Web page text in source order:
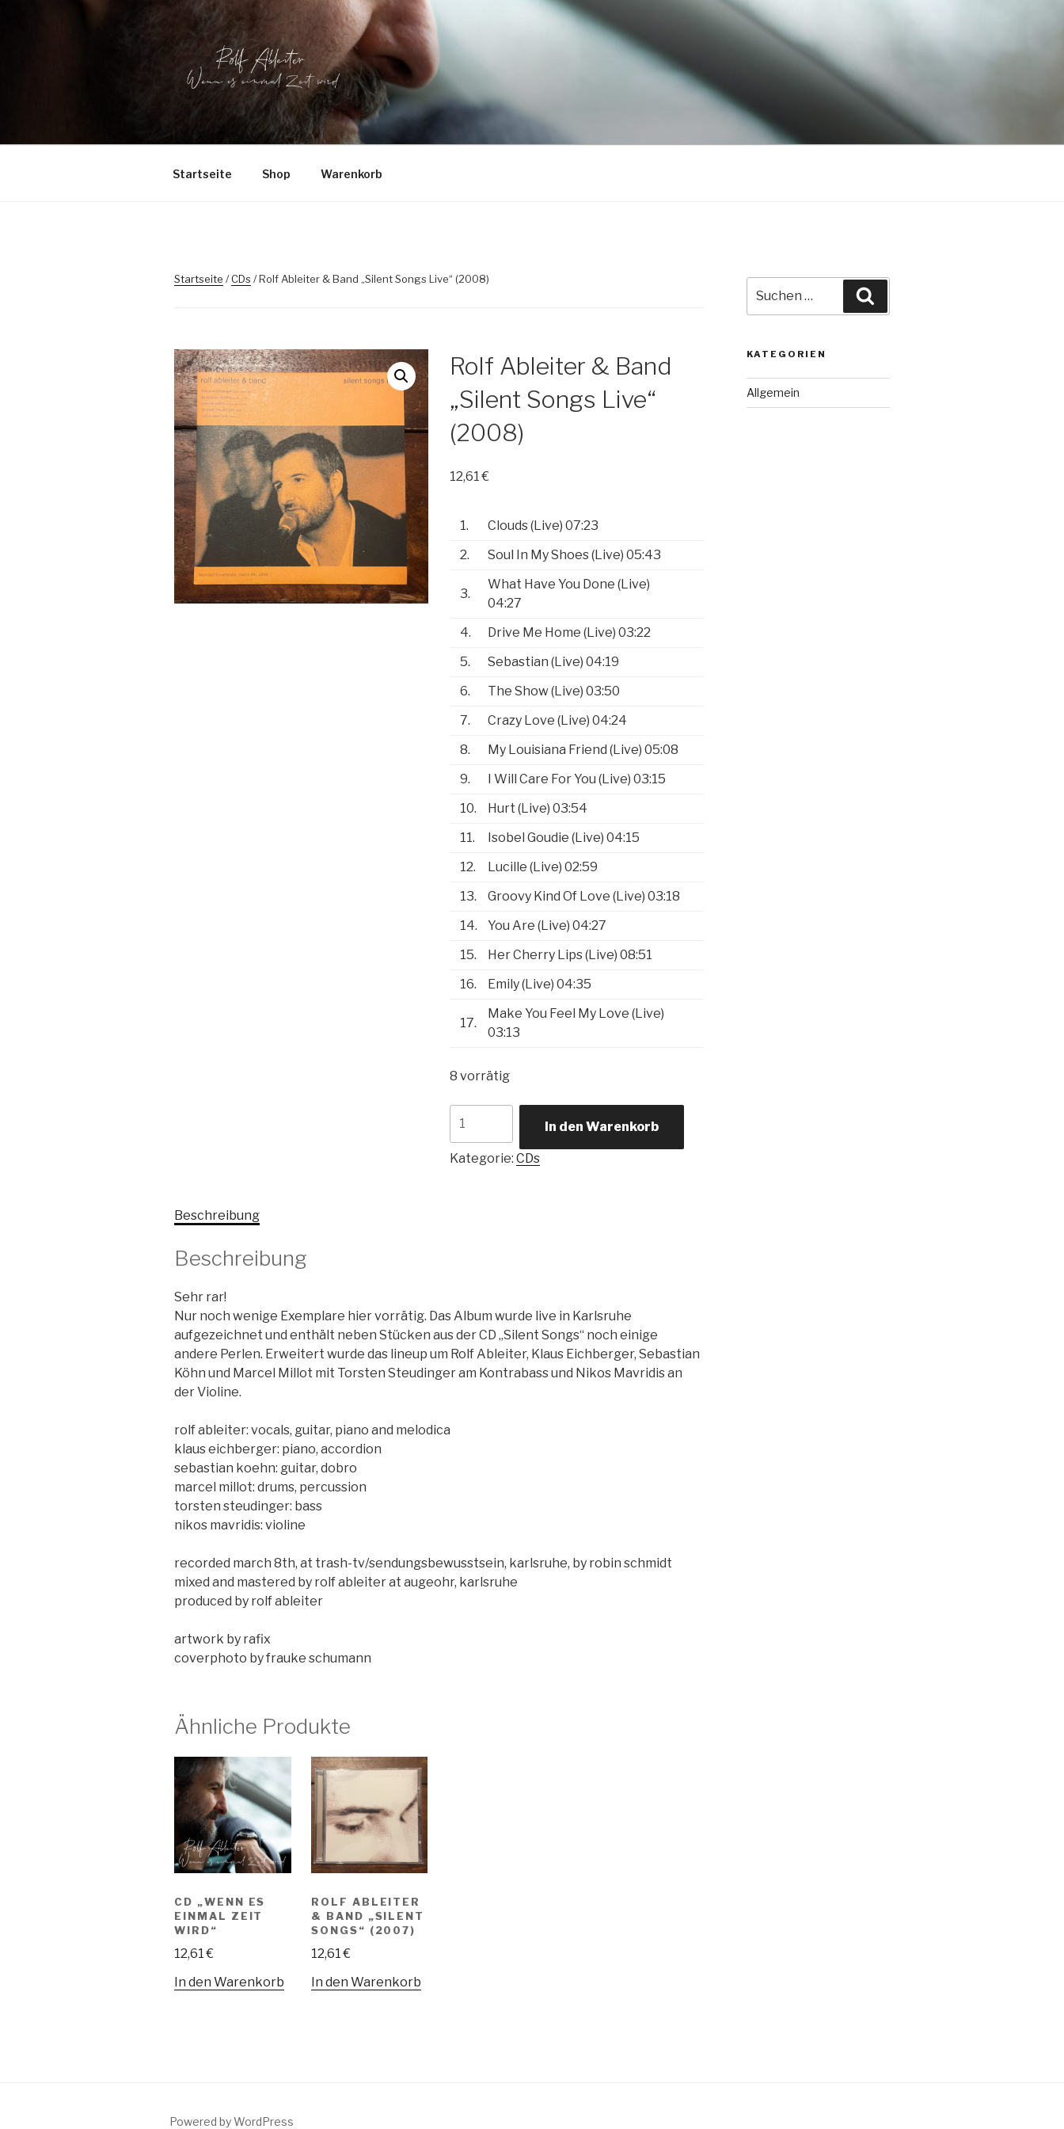
ROLF ABLEITER LIEDERMACHER
Wenn es einmal Zeit wird
Startseite Shop Warenkorb
Startseite /CDs / Rolf Ableiter & Band „Silent Songs Live“ (2008)
Rolf Ableiter & Band
„Silent Songs Live“
(2008)
12,61€
1. Clouds (Live) 07:23
2.
Soul In My Shoes (Live) 05:43
3.
What Have You Done (Live)
04:27
4.
Drive Me Home (Live) 03:22
5.
Sebastian (Live) 04:19
6.
The Show (Live) 03:50
7.
Crazy Love (Live) 04:24
8.
My Louisiana Friend (Live) 05:08
9.
I Will Care For You (Live) 03:15
10.
Hurt (Live) 03:54
11.
Isobel Goudie (Live) 04:15
12.
Lucille (Live) 02:59
13.
Groovy Kind Of Love (Live) 03:18
14.
You Are (Live) 04:27
15.
Her Cherry Lips (Live) 08:51
16.
Emily (Live) 04:35
17.
Make You Feel My Love (Live)
03:13
8 vorrätig
Ableiter
&
Band
In den Warenkorb
Kategorie: CDs
Beschreibung
Beschreibung
Sehr rar!
Nur noch wenige Exemplare hier vorrätig. Das Album wurde live in Karlsruhe
aufgezeichnet und enthält neben Stücken aus der CD „Silent Songs“ noch einige
andere Perlen. Erweitert wurde das lineup um Rolf Ableiter, Klaus Eichberger, Sebastian
Köhn und Marcel Millot mit Torsten Steudinger am Kontrabass und Nikos Mavridis an
der Violine.
rolf ableiter: vocals, guitar, piano and melodica
klaus eichberger: piano, accordion
sebastian koehn: guitar, dobro
marcel millot: drums, percussion
torsten steudinger: bass
nikos mavridis: violine
recorded march 8th, at trash-tv/sendungsbewusstsein, karlsruhe, by robin schmidt
mixed and mastered by rolf ableiter at augeohr, karlsruhe
produced by rolf ableiter
artwork by rafix
coverphoto by frauke schumann
Ähnliche Produkte
CD „WENN ES
EINMAL ZEIT
WIRD“
12,61€
In den Warenkorb
ROLF ABLEITER
& BAND „SILENT
SONGS“ (2007)
12,61€
In den Warenkorb
nach:
KATEGORIEN
Allgemein
Powered by WordPress